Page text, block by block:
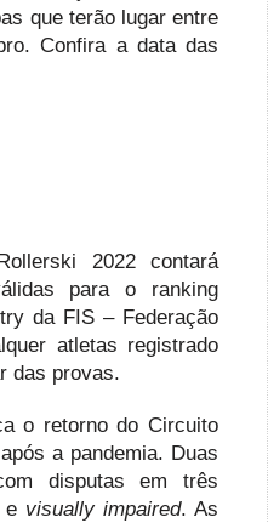
que terão lugar entre
Confira a data das
2022 contará
para o ranking
da FIS – Federação
atletas registrado
das provas.
o retorno do Circuito
a pandemia. Duas
disputas em três
visually impaired. As